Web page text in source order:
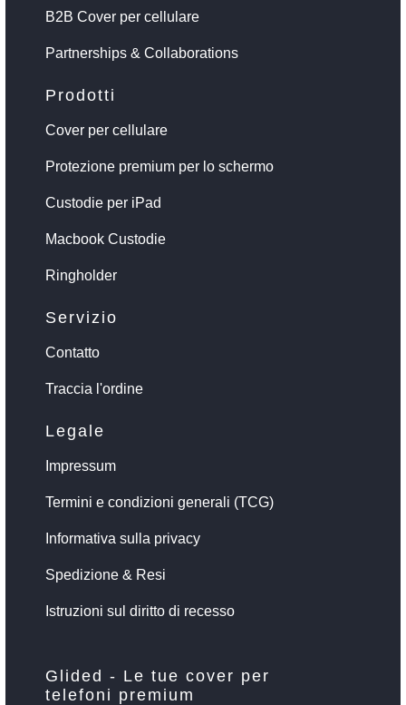
B2B Cover per cellulare
Partnerships & Collaborations
Prodotti
Cover per cellulare
Protezione premium per lo schermo
Custodie per iPad
Macbook Custodie
Ringholder
Servizio
Contatto
Traccia l'ordine
Legale
Impressum
Termini e condizioni generali (TCG)
Informativa sulla privacy
Spedizione & Resi
Istruzioni sul diritto di recesso
Glided - Le tue cover per
telefoni premium